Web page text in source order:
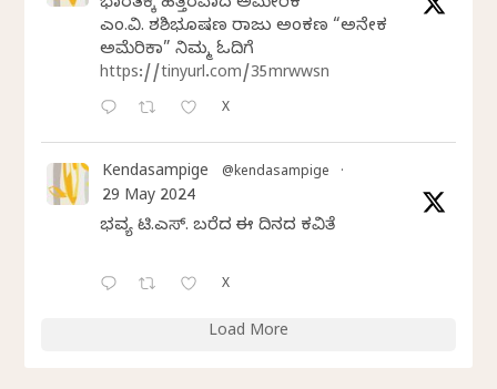
ಎಂ.ವಿ. ಶಶಿಭೂಷಣ ರಾಜು ಅಂಕಣ “ಅನೇಕ
ಅಮೆರಿಕಾ” ನಿಮ್ಮ ಓದಿಗೆ
https://tinyurl.com/35mrwwsn
X
Kendasampige @kendasampige ·
29 May 2024
ಭವ್ಯ ಟಿ.ಎಸ್. ಬರೆದ ಈ ದಿನದ ಕವಿತೆ
X
Load More